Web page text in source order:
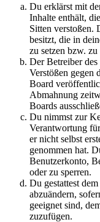
Du erklärst mit
Inhalte enthält,
Sitten verstoßen.
besitzt, die in
zu setzen bzw.
Der Betreiber
Verstößen gegen
Board
Abmahnung
Boards
Du nimmst zur
Verantwortung
er nicht selbst
genommen hat.
Benutzerkonto,
oder zu sperren.
Du gestattest
abzuändern,
geeignet sind,
zuzufügen.